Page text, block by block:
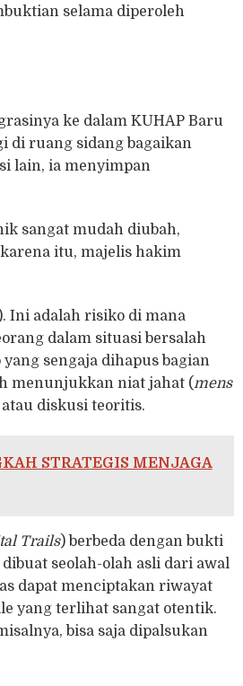
selama diperoleh
ke dalam KUHAP Baru
di ruang sidang bagaikan
lain, ia menyimpan
sangat mudah diubah,
itu, majelis hakim
Ini adalah risiko di mana
dalam situasi bersalah
sengaja dihapus bagian
menunjukkan niat jahat (mens
diskusi teoritis.
STRATEGIS MENJAGA
Trails) berbeda dengan bukti
seolah-olah asli dari awal
dapat menciptakan riwayat
yang terlihat sangat otentik.
bisa saja dipalsukan